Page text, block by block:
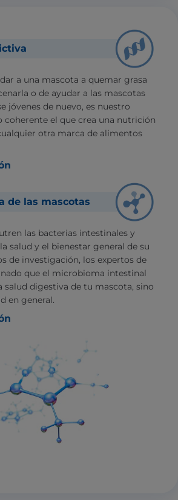
a una mascota a quemar grasa
o de ayudar a las mascotas
jóvenes de nuevo, es nuestro
coherente el que crea una nutrición
otra marca de alimentos
de las mascotas
las bacterias intestinales y
salud y el bienestar general de su
de investigación, los expertos de
que el microbioma intestinal
salud digestiva de tu mascota, sino
en general.